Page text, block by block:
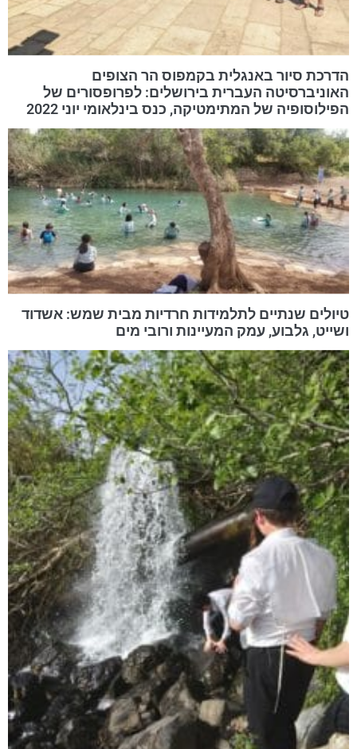
הדרכת סיור באנגלית בקמפוס הר הצופים
האוניברסיטה העברית בירושלים: לפרופסורים של
הפילוסופיה של המתימטיקה, כנס בינלאומי יוני 2022
טיולים שנתיים לתלמידות חרדיות מבית שמש: אשדוד
ושייט, גלבוע, עמק המעיינות ורובי מים